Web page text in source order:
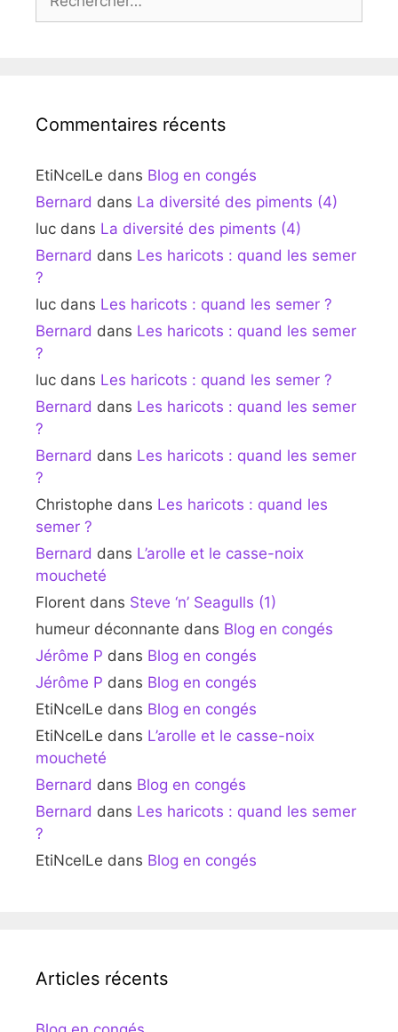
Commentaires récents
EtiNcelLe dans Blog en congés
Bernard dans La diversité des piments (4)
luc dans La diversité des piments (4)
Bernard dans Les haricots : quand les semer
?
luc dans Les haricots : quand les semer ?
Bernard dans Les haricots : quand les semer
?
luc dans Les haricots : quand les semer ?
Bernard dans Les haricots : quand les semer
?
Bernard dans Les haricots : quand les semer
?
Christophe dans Les haricots : quand les
semer ?
Bernard dans L’arolle et le casse-noix
moucheté
Florent dans Steve ‘n’ Seagulls (1)
humeur déconnante dans Blog en congés
Jérôme P dans Blog en congés
Jérôme P dans Blog en congés
EtiNcelLe dans Blog en congés
EtiNcelLe dans L’arolle et le casse-noix
moucheté
Bernard dans Blog en congés
Bernard dans Les haricots : quand les semer
?
EtiNcelLe dans Blog en congés
Articles récents